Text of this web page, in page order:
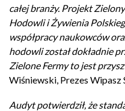
całej branży. Projekt
Hodowli i Żywienia
współpracy naukowców
hodowli został dokładnie
Zielone Fermy to jest
Wiśniewski, Prezes Wipasz
Audyt potwierdził, że